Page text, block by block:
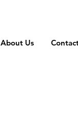
About Us